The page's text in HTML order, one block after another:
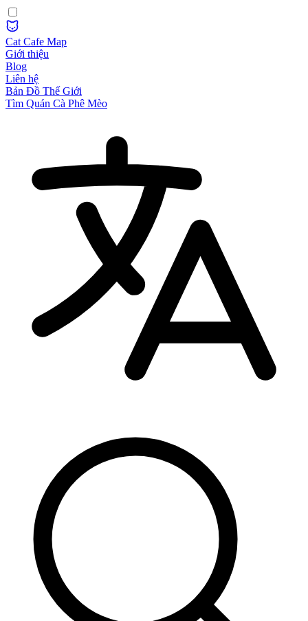
Cat Cafe Map
Giới thiệu
Blog
Liên hệ
Bản Đồ Thế Giới
Tìm Quán Cà Phê Mèo